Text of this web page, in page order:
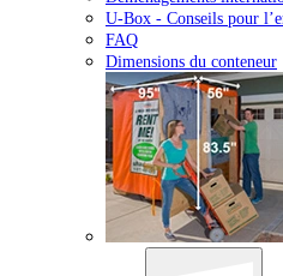
U-Box - Conseils pour
FAQ
Dimensions du conteneur